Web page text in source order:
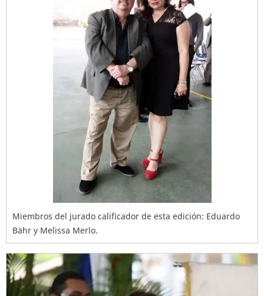
Miembros del jurado calificador de esta edición: Eduardo
Bähr y Melissa Merlo.